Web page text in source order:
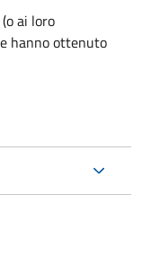
ai loro
hanno ottenuto